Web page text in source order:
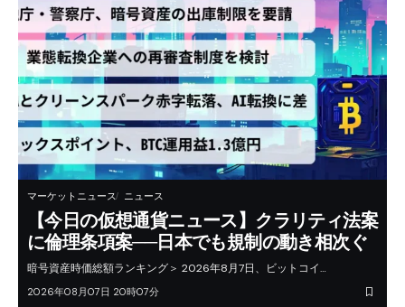
マーケットニュース ニュース
【今日の仮想通貨ニュース】クラリティ法案
に倫理条項案──日本でも規制の動き相次ぐ
暗号資産時価総額ランキング＞ 2026年8月7日、ビットコイ…
2026年08月07日 20時07分